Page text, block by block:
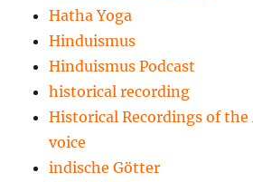
Hatha Yoga
Hinduismus
Hinduismus Podcast
historical recording
Historical Recordings of
voice
indische Götter